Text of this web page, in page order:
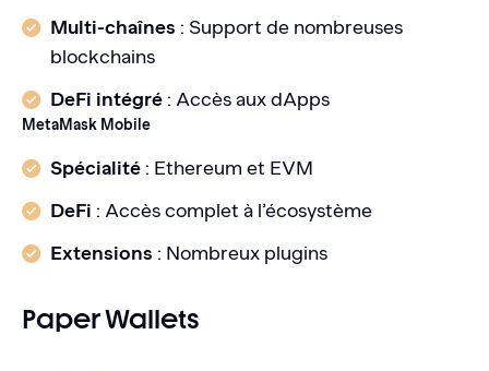
Multi-chaînes : Support de nombreuses
blockchains
DeFi intégré : Accès aux dApps
MetaMask Mobile
Spécialité : Ethereum et EVM
DeFi : Accès complet à l’écosystème
Extensions : Nombreux plugins
Paper Wallets